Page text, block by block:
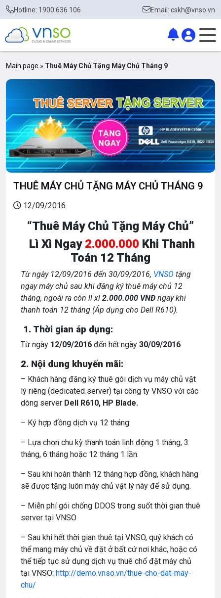
Hotline: 1900 636 106 Email: cskh@vnso.vn
Main page » Thuê Máy Chủ Tặng Máy Chủ Tháng 9
THUÊ MÁY CHỦ TẶNG MÁY CHỦ THÁNG 9
12/09/2016
“Thuê Máy Chủ Tặng Máy Chủ”
Lì Xì Ngay 2.000.000 Khi Thanh
Toán 12 Tháng
Từ ngày 12/09/2016 đến 30/09/2016, VNSO tặng
ngay máy chủ sau khi đăng ký thuê máy chủ 12
tháng, ngoài ra còn lì xì 2.000.000 VNĐ ngay khi
thanh toán 12 tháng (Áp dụng cho Dell R610).
1. Thời gian áp dụng:
Từ ngày 12/09/2016 đến hết ngày 30/09/2016
2. Nội dung khuyến mãi:
– Khách hàng đăng ký thuê gói dịch vụ máy chủ vật
lý riêng (dedicated server) tại công ty VNSO với các
dòng server Dell R610, HP Blade.
– Ký hợp đồng dịch vụ 12 tháng.
– Lựa chọn chu kỳ thanh toán linh động 1 tháng, 3
tháng, 6 tháng hoặc 12 tháng 1 lần.
– Sau khi hoàn thành 12 tháng hợp đồng, khách hàng
sẽ được tặng luôn máy chủ vật lý này để sử dụng.
– Miễn phí gói chống DDOS trong suốt thời gian thuê
server tại VNSO
– Sau khi hết thời gian thuê tại VNSO, quý khách có
thể mang máy chủ về đặt ở bất cứ nơi khác, hoặc có
thể tiếp tục sử dụng dịch vụ thuê chổ đặt máy chủ
tại VNSO: http://demo.vnso.vn/thue-cho-dat-may-
chu/